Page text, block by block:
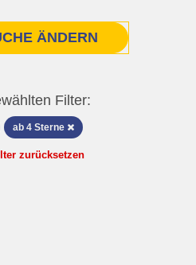
ÄNDERN
Filter:
ab 4 Sterne
zurücksetzen